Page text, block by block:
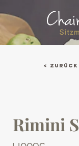
< Zurück
Rimini S